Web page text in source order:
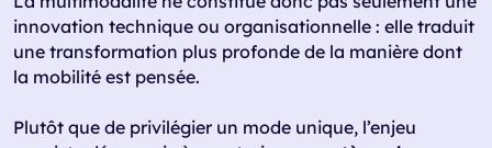
innovation technique ou organisationnelle : elle traduit
une transformation plus profonde de la manière dont
la mobilité est pensée.
Plutôt que de privilégier un mode unique, l’enjeu